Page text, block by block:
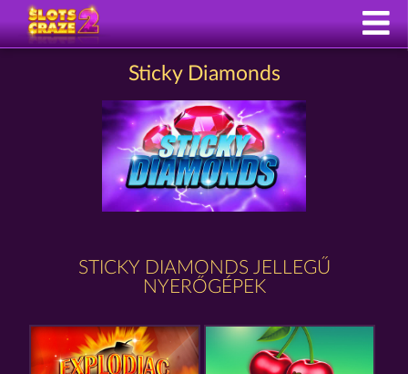
Sticky Diamonds
STICKY DIAMONDS JELLEGŰ
NYERŐGÉPEK